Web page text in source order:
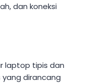
dan koneksi
laptop tipis dan
dirancang